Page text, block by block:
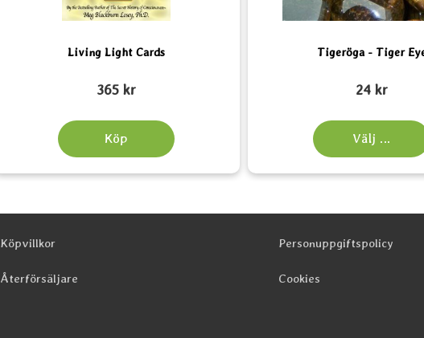
Living Light Cards
365 kr
Köp
Tigeröga - Tiger
24 kr
Välj ...
Köpvillkor
Återförsäljare
Personuppgiftspolicy
Cookies